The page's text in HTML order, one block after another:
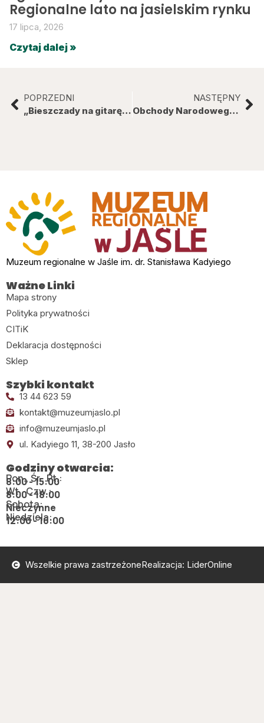
Regionalne lato na jasielskim rynku
17 lipca, 2026
Czytaj dalej »
POPRZEDNI
„Bieszczady na gitarę i cztery pory roku” – wieczór słowno-muzyczny i promocja książki Jerzego Gronkiewicza.
NASTĘPNY
Obchody Narodowego Dnia Pamięci „Żołnierzy Wyklętych” w Muzeum Regionalnym w Jaśle.
Muzeum regionalne w Jaśle im. dr. Stanisława Kadyiego
Ważne Linki
Mapa strony
Polityka prywatności
CITiK
Deklaracja dostępności
Sklep
Szybki kontakt
13 44 623 59
kontakt@muzeumjaslo.pl
info@muzeumjaslo.pl
ul. Kadyiego 11, 38-200 Jasło
Godziny otwarcia:
Pon., Śr., Pt.:
8:00 - 15:00
Wt., Czw.:
8:00 - 18:00
Sobota:
Nieczynne
Niedziela:
12:00 - 16:00
Wszelkie prawa zastrzeżoneRealizacja: LiderOnline